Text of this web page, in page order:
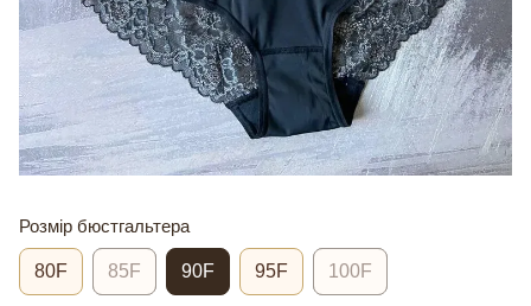
Розмір бюстгальтера
80F 85F 90F 95F 100F